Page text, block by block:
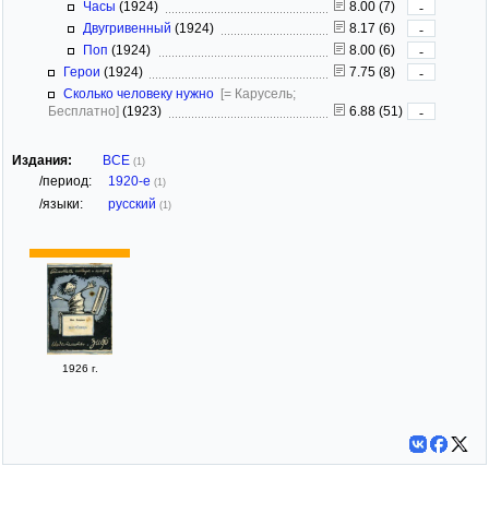
Часы (1924) 8.00 (7)
-
Двугривенный (1924) 8.17 (6)
-
Поп (1924) 8.00 (6)
-
Герои (1924) 7.75 (8)
-
Сколько человеку нужно [= Карусель;
Бесплатно] (1923) 6.88 (51) -
Издания: ВСЕ (1)
/период: 1920-е (1)
/языки: русский (1)
1926 г.